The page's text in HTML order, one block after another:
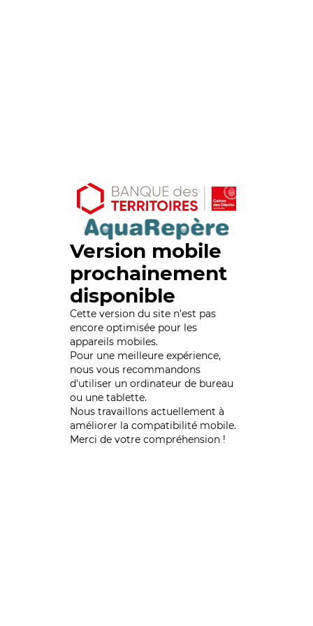
Version mobile
prochainement
disponible
Cette version du site n’est pas
encore optimisée pour les
appareils mobiles.
Pour une meilleure expérience,
nous vous recommandons
d'utiliser un ordinateur de bureau
ou une tablette.
Nous travaillons actuellement à
améliorer la compatibilité mobile.
Merci de votre compréhension !